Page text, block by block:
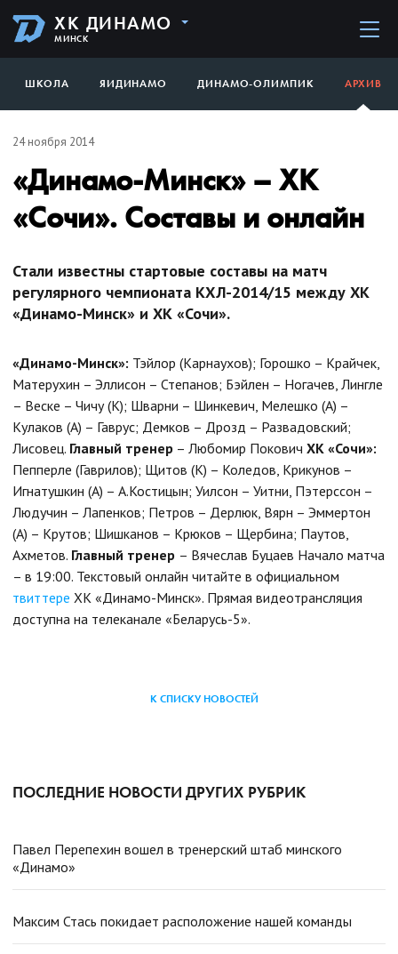
ХК ДИНАМО
МИНСК
ШКОЛА ЯИДИНАМО ДИНАМО-ОЛИМПИК АРХИВ
24 ноября 2014
«Динамо-Минск» – ХК
«Сочи». Составы и онлайн
Стали известны стартовые составы на матч
регулярного чемпионата КХЛ-2014/15 между ХК
«Динамо-Минск» и ХК «Сочи».
«Динамо-Минск»: Тэйлор (Карнаухов); Горошко – Крайчек,
Матерухин – Эллисон – Степанов; Бэйлен – Ногачев, Лингле
– Веске – Чичу (К); Шварни – Шинкевич, Мелешко (А) –
Кулаков (А) – Гаврус; Демков – Дрозд – Развадовский;
Лисовец. Главный тренер – Любомир Покович ХК «Сочи»:
Пепперле (Гаврилов); Щитов (К) – Коледов, Крикунов –
Игнатушкин (А) – А.Костицын; Уилсон – Уитни, Пэтерссон –
Людучин – Лапенков; Петров – Дерлюк, Вярн – Эммертон
(А) – Крутов; Шишканов – Крюков – Щербина; Паутов,
Ахметов. Главный тренер – Вячеслав Буцаев Начало матча
– в 19:00. Текстовый онлайн читайте в официальном
твиттере ХК «Динамо-Минск». Прямая видеотрансляция
доступна на телеканале «Беларусь-5».
К СПИСКУ НОВОСТЕЙ
ПОСЛЕДНИЕ НОВОСТИ ДРУГИХ РУБРИК
Павел Перепехин вошел в тренерский штаб минского
«Динамо»
Максим Стась покидает расположение нашей команды